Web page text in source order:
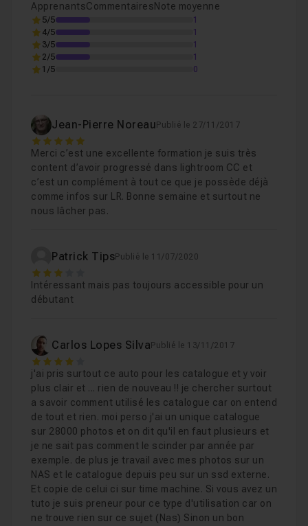
Leçon 6 Piles et copies virtuelles
Leçon 7 Développement et exportation
Annexe : Entretien du catalogue
Leçon 10 Conclusion
ApprenantsCommentairesNote moyenne
5/5
1
4/5
1
3/5
1
2/5
1
1/5
0
Jean-Pierre Noreau Publié le 27/11/2017
5
Merci c’est une excellente formation je suis très
content d’avoir progressé dans lightroom CC et
c’est un complément à tout ce que je possède déjà
comme infos sur LR. Bonne semaine et surtout ne
nous lâcher pas.
Patrick TipsPublié le 11/07/2020
3
Intéressant mais pas toujours accessible pour un
débutant
Carlos Lopes Silva Publié le 13/11/2017
4
j'ai pris surtout ce auto pour les catalogue et y voir
plus clair et ... rien de nouveau !! je chercher surtout
a savoir comment utilisé les catalogue car on entend
de tout et rien. moi perso j'ai un unique catalogue
sur 28000 photos et on dit qu'il en faut plusieurs et
je ne sait pas comment le scinder par année par
exemple. de plus je travail avec mes photos sur un
NAS et le catalogue depuis peu sur un ssd externe.
Et copie de celui ci sur time machine. Si vous avez un
tuto je suis preneur pour ce type d'utilisation car on
ne trouve rien sur ce sujet (Nas) Sinon un bon